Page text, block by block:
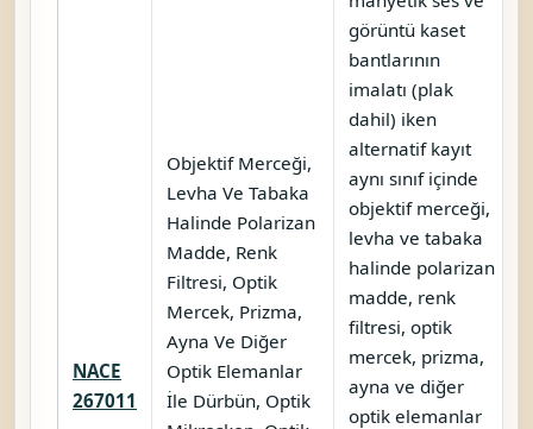
NACE
267011
Objektif Merceği,
Levha Ve Tabaka
Halinde Polarizan
Madde, Renk
Filtresi, Optik
Mercek, Prizma,
Ayna Ve Diğer
Optik Elemanlar
İle Dürbün, Optik
görüntü kaset
bantlarının
imalatı (plak
dahil) iken
alternatif kayıt
aynı sınıf içinde
objektif merceği,
levha ve tabaka
halinde polarizan
madde, renk
filtresi, optik
mercek, prizma,
ayna ve diğer
optik elemanlar